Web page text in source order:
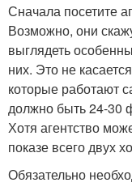
Сначала посетите
Возможно, они
выглядеть
них. Это не
которые работают
должно быть 24-30
Хотя агентство
показе всего двух
Обязательно